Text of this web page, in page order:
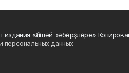
«Әлшәй хәбәрҙләре»
персональных данных